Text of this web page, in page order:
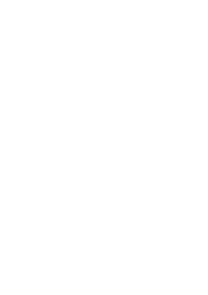
Diusulkan Terima